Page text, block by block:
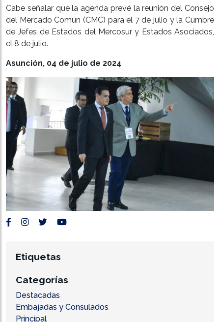
Cabe señalar que la agenda prevé la reunión del Consejo
del Mercado Común (CMC) para el 7 de julio y la Cumbre
de Jefes de Estados del Mercosur y Estados Asociados,
el 8 de julio.
Asunción, 04 de julio de 2024
Etiquetas
Categorías
Destacadas
Embajadas y Consulados
Principal